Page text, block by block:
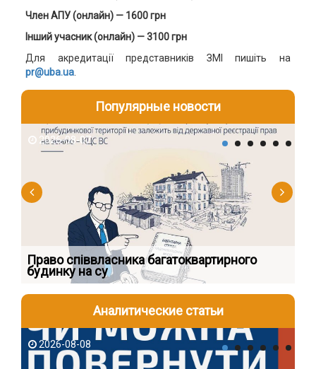
Член АПУ (онлайн) — 1600 грн
Інший учасник (онлайн) — 3100 грн
Для акредитації представників ЗМІ пишіть на
pr@uba.ua.
Популярные новости
2026-08-07
Право співвласника багатоквартирного
будинку на су
Аналитические статьи
2026-08-08